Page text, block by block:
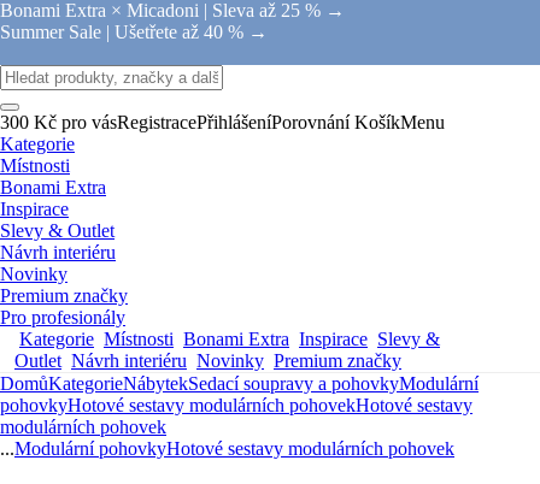
Bonami Extra × Micadoni | Sleva až 25 % →
Summer Sale | Ušetřete až 40 % →
300 Kč pro vásRegistracePřihlášeníPorovnání KošíkMenu
Kategorie
Místnosti
Bonami Extra
Inspirace
Slevy & Outlet
Návrh interiéru
Novinky
Premium značky
Pro profesionály
Kategorie Místnosti Bonami Extra Inspirace Slevy &
Outlet Návrh interiéru Novinky Premium značky
DomůKategorieNábytekSedací soupravy a pohovkyModulární
pohovkyHotové sestavy modulárních pohovekHotové sestavy
modulárních pohovek
...Modulární pohovkyHotové sestavy modulárních pohovek